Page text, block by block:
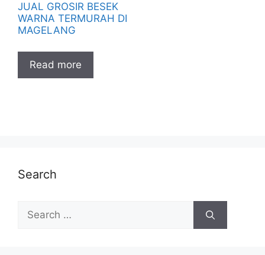
JUAL GROSIR BESEK
WARNA TERMURAH DI
MAGELANG
Read more
Search
Search
for: